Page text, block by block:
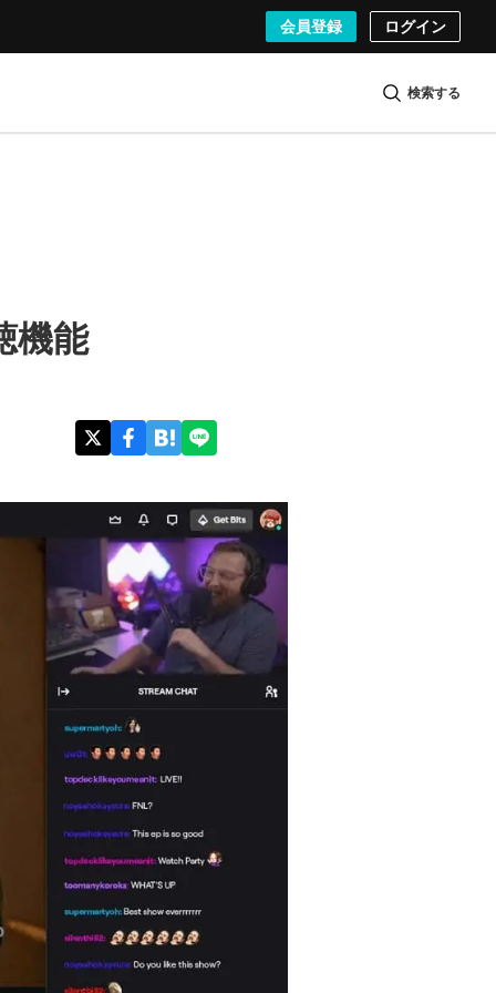
会員登録 ログイン
検索する
機能